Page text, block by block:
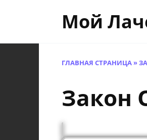
Мой
ГЛАВНАЯ СТРАНИЦА»
Закон